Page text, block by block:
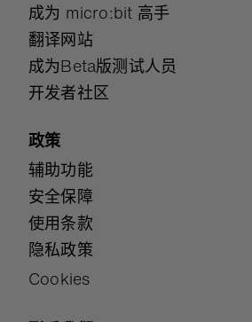
成为 micro:bit 高手
翻译网站
成为Beta版测试人员
开发者社区
政策
辅助功能
安全保障
使用条款
隐私政策
Cookies